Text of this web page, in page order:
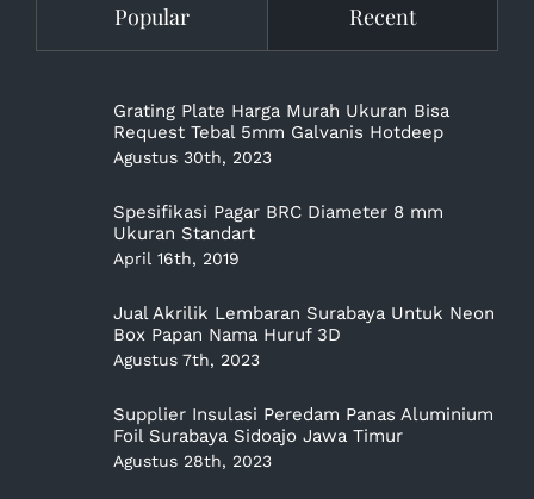
Popular Recent
Grating Plate Harga Murah Ukuran Bisa
Request Tebal 5mm Galvanis Hotdeep
Agustus 30th, 2023
Spesifikasi Pagar BRC Diameter 8 mm
Ukuran Standart
April 16th, 2019
Jual Akrilik Lembaran Surabaya Untuk Neon
Box Papan Nama Huruf 3D
Agustus 7th, 2023
Supplier Insulasi Peredam Panas Aluminium
Foil Surabaya Sidoajo Jawa Timur
Agustus 28th, 2023